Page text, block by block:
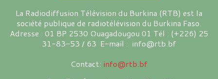
La Radiodiffusion Télévision du Burkina (RTB) est la
société publique de radiotélévision du Burkina Faso.
Adresse : 01 BP 2530 Ouagadougou 01 Tél : (+226) 25
31-83-53 / 63 E-mail : info@rtb.bf
Contact: info@rtb.bf